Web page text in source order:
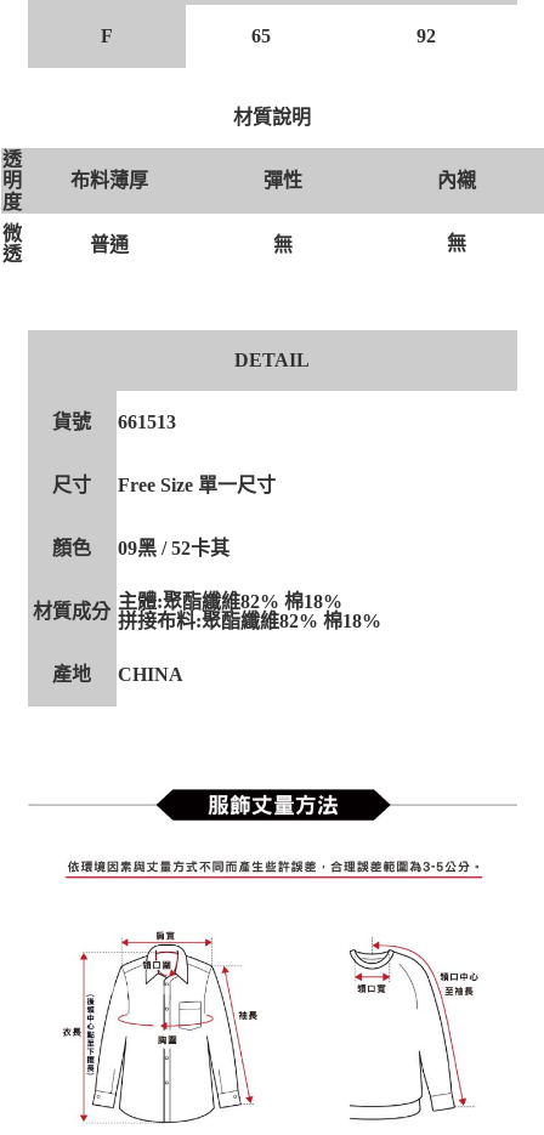
F 65 92
材質說明
透
明
度
布料薄厚 彈性 內襯
微
透
普通 無 無
DETAIL
貨號 661513
尺寸 Free Size 單一尺寸
顏色 09黑 / 52卡其
材質成分 主體:聚酯纖維82% 棉18%
拼接布料:聚酯纖維82% 棉18%
產地 CHINA